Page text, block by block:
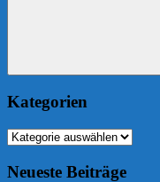
Kategorien
Kategorien
Neueste Beiträge